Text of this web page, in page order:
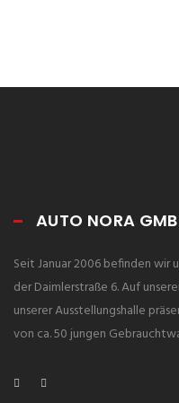
AUTO NORA
Seit Januar 2006 befinden wir
der Daimlerstraße 6. Auf
unserer Ausstellungshalle
von ca. 50 jungen